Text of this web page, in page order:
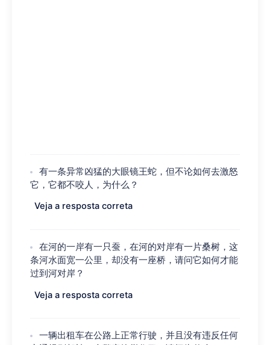
有一条异常凶猛的大眼镜王蛇，但不论如何去激怒
它，它都不咬人，为什么？
Veja a resposta correta
在河的一岸有一只蚕，在河的对岸有一片桑树，这
条河水面宽一公里，却没有一座桥，请问它如何才能
过到河对岸？
Veja a resposta correta
一辆出租车在公路上正常行驶，并且没有违反任何